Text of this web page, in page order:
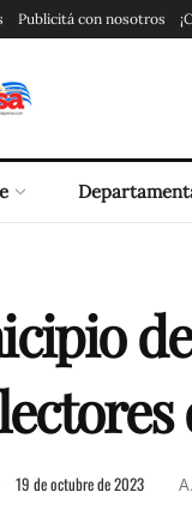
Publicitá con nosotros
19 de octubre de 2023 A